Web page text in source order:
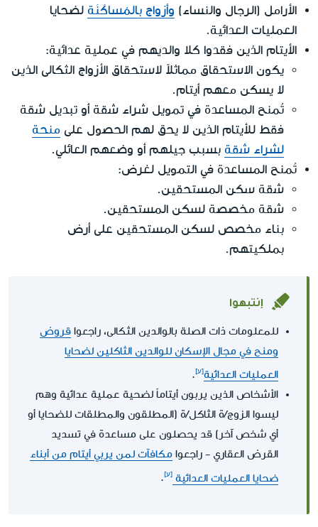
الأرامل (الرجال والنساء) وأزواج بالمُساكَنَة لضحايا
العمليات العدائية.
الأيتام الذين فقدوا كلا والديهم في عملية عدائية:
يكون الاستحقاق مماثلاً لاستحقاق الأزواج الثكالى الذين
لا يسكن معهم أيتام.
تُمنح المساعدة في تمويل شراء شقة أو تبديل شقة
فقط للأيتام الذين لا يحق لهم الحصول على منحة
لشراء شقة بسبب جيلهم أو وضعهم العائلي.
تُمنح المساعدة في التمويل لغرض:
شقة سكن المستحقين.
شقة مخصصة لسكن المستحقين.
بناء مخصص لسكن المستحقين على أرض
بملكيتهم.
إنتبهوا
للمعلومات ذات الصلة بالوالدين الثكالى، راجعوا قروض
ومنح في مجال الإسكان للوالدين الثاكلين لضحايا
العمليات العدائية
.
الأشخاص الذين يربون أيتاماً لضحية عملية عدائية وهم
ليسوا الزوج/ة الثاكل/ة (المطلقون والمطلقات للضحايا أو
أي شخص آخر) قد يحصلون على مساعدة في تسديد
القرض العقاري - راجعوا مكافآت لمن يربي أيتام من أبناء
ضحايا العمليات العدائية
.